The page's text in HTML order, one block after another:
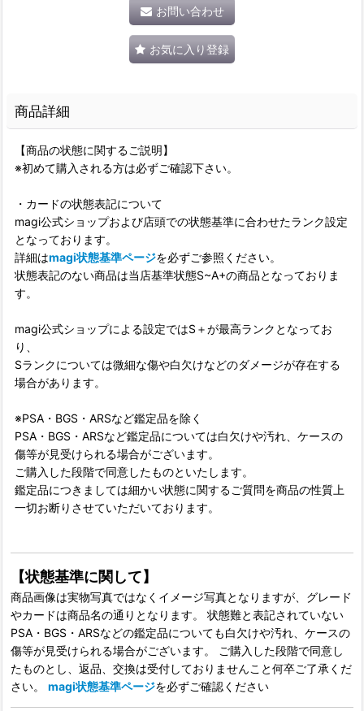
お問い合わせ
お気に入り登録
商品詳細
【商品の状態に関するご説明】
※初めて購入される方は必ずご確認下さい。
・カードの状態表記について
magi公式ショップおよび店頭での状態基準に合わせたランク設定
となっております。
詳細はmagi状態基準ページを必ずご参照ください。
状態表記のない商品は当店基準状態S~A+の商品となっておりま
す。
magi公式ショップによる設定ではS＋が最高ランクとなってお
り、
Sランクについては微細な傷や白欠けなどのダメージが存在する
場合があります。
※PSA・BGS・ARSなど鑑定品を除く
PSA・BGS・ARSなど鑑定品については白欠けや汚れ、ケースの
傷等が見受けられる場合がございます。
ご購入した段階で同意したものといたします。
鑑定品につきましては細かい状態に関するご質問を商品の性質上
一切お断りさせていただいております。
【状態基準に関して】
商品画像は実物写真ではなくイメージ写真となりますが、グレード
やカードは商品名の通りとなります。 状態難と表記されていない
PSA・BGS・ARSなどの鑑定品についても白欠けや汚れ、ケースの
傷等が見受けられる場合がございます。 ご購入した段階で同意し
たものとし、返品、交換は受付しておりませんこと何卒ご了承くだ
さい。 magi状態基準ページを必ずご確認ください